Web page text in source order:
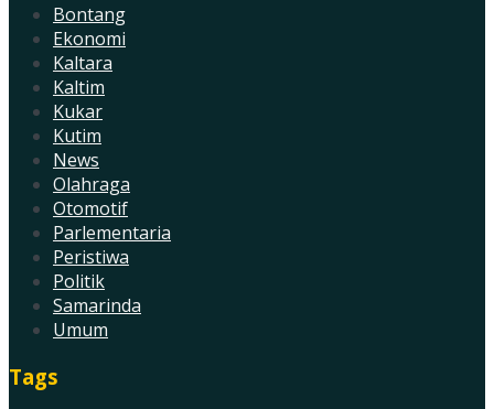
Bontang
Ekonomi
Kaltara
Kaltim
Kukar
Kutim
News
Olahraga
Otomotif
Parlementaria
Peristiwa
Politik
Samarinda
Umum
Tags